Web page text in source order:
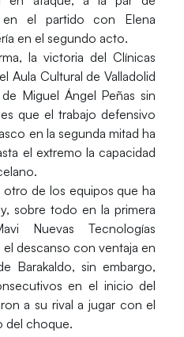
el partido con Elena
en el segundo acto.
la victoria delClínicas
Aula Cultural de Valladolid
Miguel Ángel Peñas sin
que el trabajo defensivo
en la segunda mitad ha
el extremo la capacidad
otro de los equipos que ha
sobre todo en la primera
Nuevas Tecnologías
descanso con ventaja en
Barakaldo, sin embargo,
en el inicio del
a su rival a jugar con el
del choque.